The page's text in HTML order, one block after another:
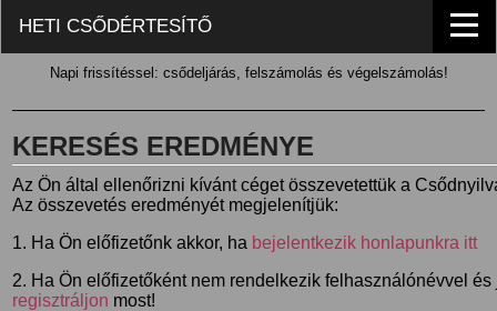
HETI CSŐDÉRTESÍTŐ
Napi frissítéssel: csődeljárás, felszámolás és végelszámolás!
KERESÉS EREDMÉNYE
Az Ön által ellenőrizni kívánt céget összevetettük a
Az összevetés eredményét megjelenítjük:
1. Ha Ön előfizetőnk akkor, ha bejelentkezik honlapunkra itt
2. Ha Ön előfizetőként nem rendelkezik felhasználónévvel
regisztráljon most!